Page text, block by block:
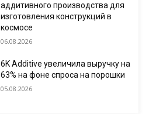
аддитивного производства для
изготовления конструкций в
космосе
06.08.2026
6K Additive увеличила выручку на
63% на фоне спроса на порошки
05.08.2026